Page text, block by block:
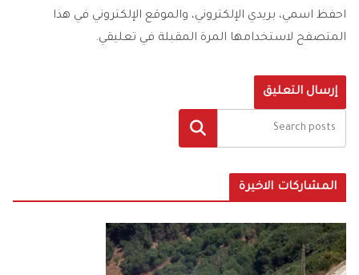
احفظ اسمي، بريدي الإلكتروني، والموقع الإلكتروني في هذا
المتصفح لاستخدامها المرة المقبلة في تعليقي.
البحث
المشاركات الاخيرة